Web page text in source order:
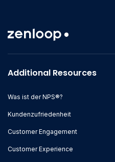
Additional Resources
Was ist der NPS®?
Kundenzufriedenheit
Customer Engagement
Customer Experience